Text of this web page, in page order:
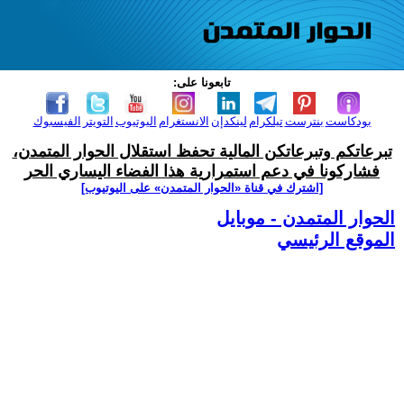
تابعونا على:
الفيسبوك التويتر اليوتيوب الانستغرام لينكدإن تيلكرامبنترست بودكاست
تبرعاتكم وتبرعاتكن المالية تحفظ استقلال الحوار المتمدن،
فشاركونا في دعم استمرارية هذا الفضاء اليساري الحر
[اشترك في قناة ‫«الحوار المتمدن» على اليوتيوب]
الحوار المتمدن - موبايل
الموقع الرئيسي